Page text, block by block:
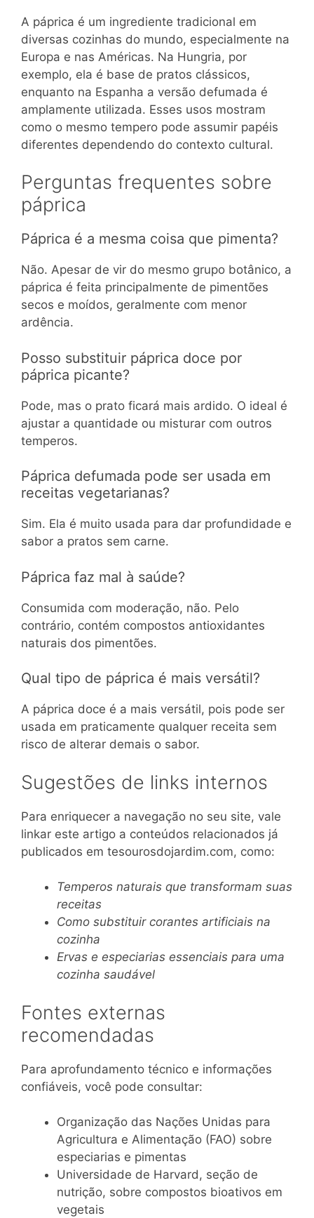
A páprica é um ingrediente tradicional em
diversas cozinhas do mundo, especialmente na
Europa e nas Américas. Na Hungria, por
exemplo, ela é base de pratos clássicos,
enquanto na Espanha a versão defumada é
amplamente utilizada. Esses usos mostram
como o mesmo tempero pode assumir papéis
diferentes dependendo do contexto cultural.
Perguntas frequentes sobre
páprica
Páprica é a mesma coisa que pimenta?
Não. Apesar de vir do mesmo grupo botânico, a
páprica é feita principalmente de pimentões
secos e moídos, geralmente com menor
ardência.
Posso substituir páprica doce por
páprica picante?
Pode, mas o prato ficará mais ardido. O ideal é
ajustar a quantidade ou misturar com outros
temperos.
Páprica defumada pode ser usada em
receitas vegetarianas?
Sim. Ela é muito usada para dar profundidade e
sabor a pratos sem carne.
Páprica faz mal à saúde?
Consumida com moderação, não. Pelo
contrário, contém compostos antioxidantes
naturais dos pimentões.
Qual tipo de páprica é mais versátil?
A páprica doce é a mais versátil, pois pode ser
usada em praticamente qualquer receita sem
risco de alterar demais o sabor.
Sugestões de links internos
Para enriquecer a navegação no seu site, vale
linkar este artigo a conteúdos relacionados já
publicados em tesourosdojardim.com, como:
Temperos naturais que transformam suas
receitas
Como substituir corantes artificiais na
cozinha
Ervas e especiarias essenciais para uma
cozinha saudável
Fontes externas
recomendadas
Para aprofundamento técnico e informações
confiáveis, você pode consultar:
Organização das Nações Unidas para
Agricultura e Alimentação (FAO) sobre
especiarias e pimentas
Universidade de Harvard, seção de
nutrição, sobre compostos bioativos em
vegetais